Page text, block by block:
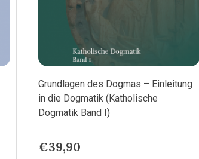
Grundlagen des Dogmas – Einleitung
in die Dogmatik (Katholische
Dogmatik Band I)
€39,90